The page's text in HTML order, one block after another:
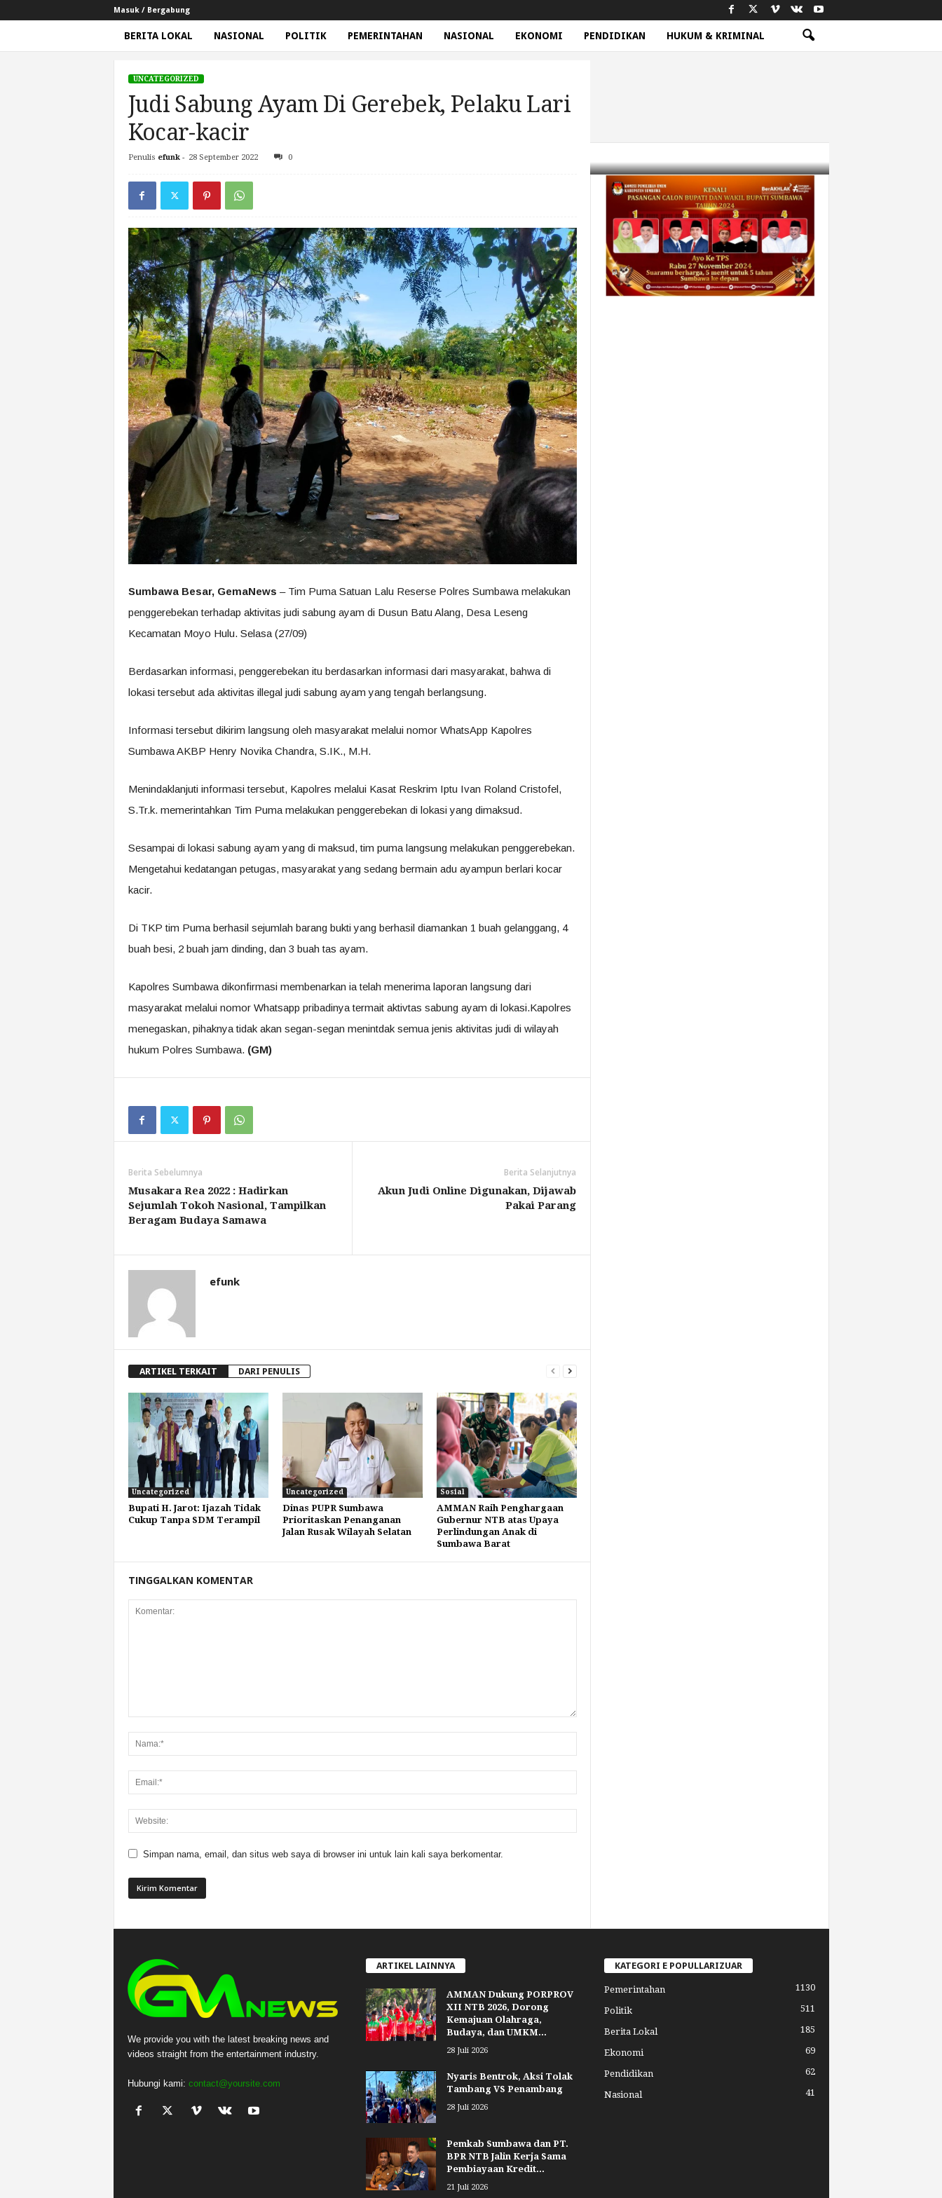
Masuk / Bergabung
BERITA LOKAL NASIONAL POLITIK PEMERINTAHAN NASIONAL EKONOMI PENDIDIKAN HUKUM & KRIMINAL
Beranda Uncategorized Judi Sabung Ayam Di Gerebek, Pelaku Lari Kocar-kacir
UNCATEGORIZED
Judi Sabung Ayam Di Gerebek, Pelaku Lari
Kocar-kacir
Penulis efunk- 28 September 2022 0
Sumbawa Besar, GemaNews – Tim Puma Satuan Lalu Reserse Polres Sumbawa melakukan
penggerebekan terhadap aktivitas judi sabung ayam di Dusun Batu Alang, Desa Leseng
Kecamatan Moyo Hulu. Selasa (27/09)
Berdasarkan informasi, penggerebekan itu berdasarkan informasi dari masyarakat, bahwa di
lokasi tersebut ada aktivitas illegal judi sabung ayam yang tengah berlangsung.
Informasi tersebut dikirim langsung oleh masyarakat melalui nomor WhatsApp Kapolres
Sumbawa AKBP Henry Novika Chandra, S.IK., M.H.
Menindaklanjuti informasi tersebut, Kapolres melalui Kasat Reskrim Iptu Ivan Roland Cristofel,
S.Tr.k. memerintahkan Tim Puma melakukan penggerebekan di lokasi yang dimaksud.
Sesampai di lokasi sabung ayam yang di maksud, tim puma langsung melakukan penggerebekan.
Mengetahui kedatangan petugas, masyarakat yang sedang bermain adu ayampun berlari kocar
kacir.
Di TKP tim Puma berhasil sejumlah barang bukti yang berhasil diamankan 1 buah gelanggang, 4
buah besi, 2 buah jam dinding, dan 3 buah tas ayam.
Kapolres Sumbawa dikonfirmasi membenarkan ia telah menerima laporan langsung dari
masyarakat melalui nomor Whatsapp pribadinya termait aktivtas sabung ayam di lokasi.Kapolres
menegaskan, pihaknya tidak akan segan-segan menintdak semua jenis aktivitas judi di wilayah
hukum Polres Sumbawa. (GM)
Berita Sebelumnya
Musakara Rea 2022 : Hadirkan
Sejumlah Tokoh Nasional, Tampilkan
Beragam Budaya Samawa
Berita Selanjutnya
Akun Judi Online Digunakan, Dijawab
Pakai Parang
efunk
ARTIKEL TERKAIT DARI PENULIS
Uncategorized
Bupati H. Jarot: Ijazah Tidak
Cukup Tanpa SDM Terampil
Uncategorized
Dinas PUPR Sumbawa
Prioritaskan Penanganan
Jalan Rusak Wilayah Selatan
Sosial
AMMAN Raih Penghargaan
Gubernur NTB atas Upaya
Perlindungan Anak di
Sumbawa Barat
TINGGALKAN KOMENTAR
Simpan nama, email, dan situs web saya di browser ini untuk lain kali saya berkomentar.
We provide you with the latest breaking news and
videos straight from the entertainment industry.
Hubungi kami: contact@yoursite.com
ARTIKEL LAINNYA
AMMAN Dukung PORPROV
XII NTB 2026, Dorong
Kemajuan Olahraga,
Budaya, dan UMKM...
28 Juli 2026
Nyaris Bentrok, Aksi Tolak
Tambang VS Penambang
28 Juli 2026
Pemkab Sumbawa dan PT.
BPR NTB Jalin Kerja Sama
Pembiayaan Kredit...
21 Juli 2026
KATEGORI E POPULLARIZUAR
Pemerintahan 1130
Politik 511
Berita Lokal 185
Ekonomi 69
Pendidikan 62
Nasional 41